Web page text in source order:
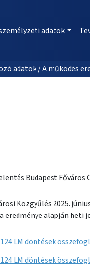
adatok
adatok / A működés
Budapest
Közgyűlés 2025.
eredménye alapján heti
LM döntések
LM döntések